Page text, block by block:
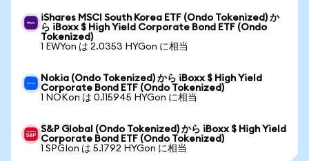
iShares MSCI South Korea ETF (Ondo Tokenized) か
ら iBoxx $ High Yield Corporate Bond ETF (Ondo
Tokenized)
1 EWYon は 2.0353 HYGon に相当
Nokia (Ondo Tokenized) から iBoxx $ High Yield
Corporate Bond ETF (Ondo Tokenized)
1 NOKon は 0.115945 HYGon に相当
S&P Global (Ondo Tokenized) から iBoxx $ High Yield
Corporate Bond ETF (Ondo Tokenized)
1 SPGIon は 5.1792 HYGon に相当